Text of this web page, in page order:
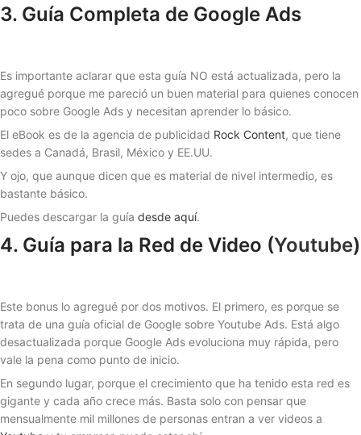
3. Guía Completa de Google Ads
Es importante aclarar que esta guía NO está actualizada, pero la
agregué porque me pareció un buen material para quienes conocen
poco sobre Google Ads y necesitan aprender lo básico.
El eBook es de la agencia de publicidad Rock Content, que tiene
sedes a Canadá, Brasil, México y EE.UU.
Y ojo, que aunque dicen que es material de nivel intermedio, es
bastante básico.
Puedes descargar la guía desde aquí.
4. Guía para la Red de Video (Youtube)
Este bonus lo agregué por dos motivos. El primero, es porque se
trata de una guía oficial de Google sobre Youtube Ads. Está algo
desactualizada porque Google Ads evoluciona muy rápida, pero
vale la pena como punto de inicio.
En segundo lugar, porque el crecimiento que ha tenido esta red es
gigante y cada año crece más. Basta solo con pensar que
mensualmente mil millones de personas entran a ver videos a